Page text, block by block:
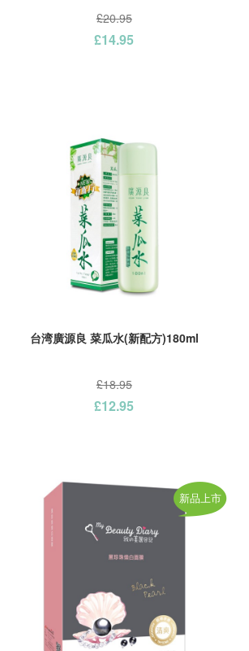
£20.95
£14.95
台湾廣源良 菜瓜水(新配方)180ml
£18.95
£12.95
新品上市